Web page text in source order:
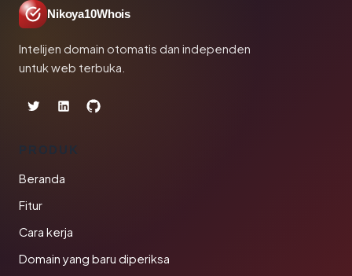
Nikoya10Whois
Intelijen domain otomatis dan independen
untuk web terbuka.
PRODUK
Beranda
Fitur
Cara kerja
Domain yang baru diperiksa